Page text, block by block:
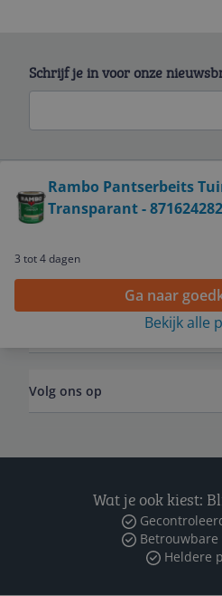
Rambo Pantserbeits
Transparant -
3 tot 4 dagen
Ga naar
Bekijk alle
Schrijf je in voor onze
Service
Algemeen
Volg ons op
Wat je ook kiest:
Betrouwbare
Heldere